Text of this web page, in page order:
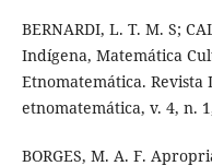
BERNARDI, L. T. M. S;
Indígena, Matemática
Etnomatemática.
etnomatemática, v. 4, n.
BORGES, M. A. F.